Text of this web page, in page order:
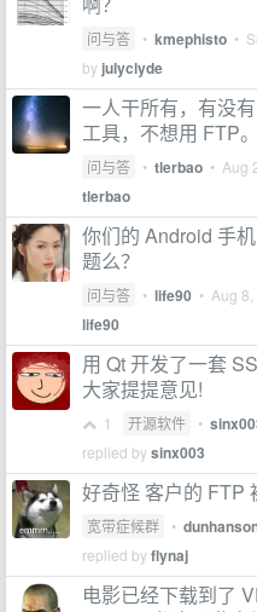
问与答 • kmephisto •
by julyclyde
一人干所有，有没
工具，不想用 FTP。
问与答 • tlerbao • Aug
tlerbao
你们的 Android 手
题么？
问与答 • life90 • Aug
life90
用 Qt 开发了一套
大家提提意见!
1 开源软件 •
replied bysinx003
好奇怪 客户的 FTP
宽带症候群 •
replied byflynaj
电影已经下载到了